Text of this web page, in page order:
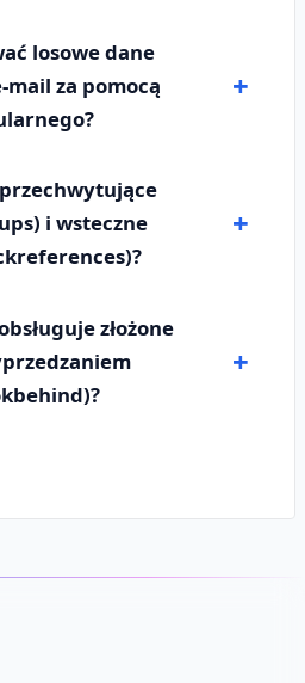
losowe dane
za pomocą
i wsteczne
złożone